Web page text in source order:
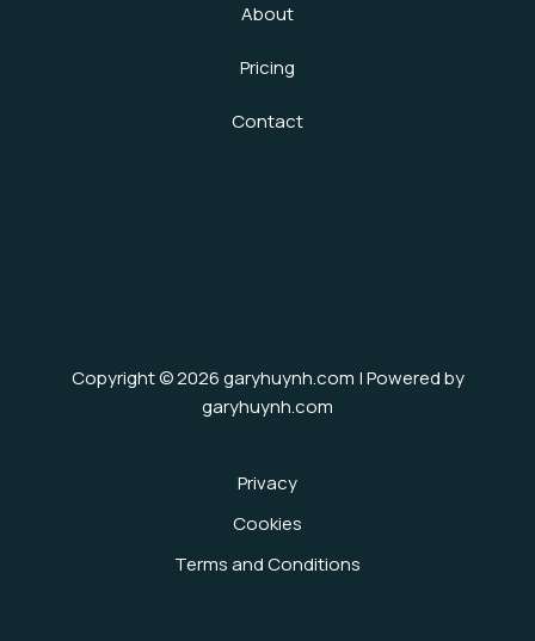
About
Pricing
Contact
Copyright © 2026 garyhuynh.com | Powered by
garyhuynh.com
Privacy
Cookies
Terms and Conditions